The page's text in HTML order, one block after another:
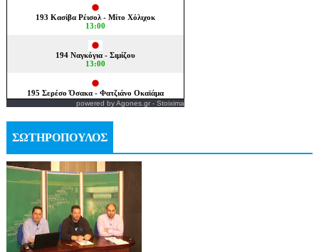
powered byAgones.gr- Stoixima
ΣΩΤΗΡΟΠΟΥΛΟΣ